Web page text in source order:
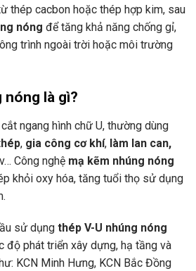
thép cacbon hoặc thép hợp kim, sau
nóng để tăng khả năng chống gỉ,
trình ngoài trời hoặc môi trường
nóng là gì?
ngang hình chữ U, thường dùng
, gia công cơ khí, làm lan can,
Công nghệ mạ kẽm nhúng nóng
khỏi oxy hóa, tăng tuổi thọ sử dụng
sử dụng thép V-U nhúng nóng
độ phát triển xây dựng, hạ tầng và
KCN Minh Hưng, KCN Bắc Đồng